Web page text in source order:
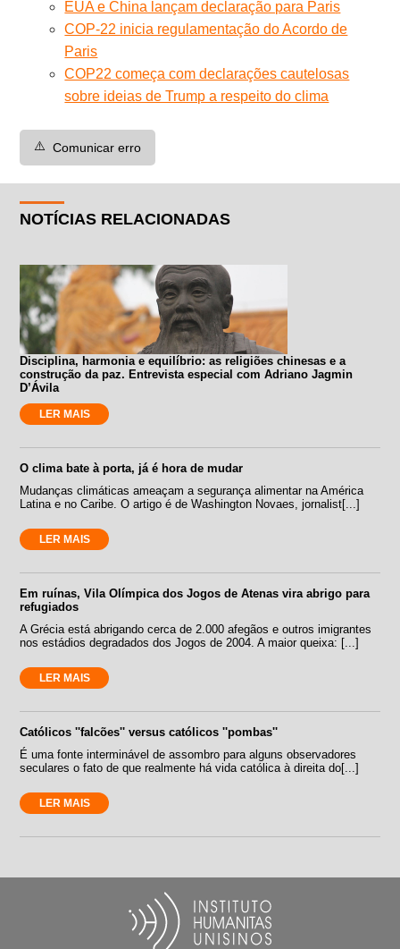
EUA e China lançam declaração para Paris
COP-22 inicia regulamentação do Acordo de
Paris
COP22 começa com declarações cautelosas
sobre ideias de Trump a respeito do clima
⚠️ Comunicar erro
NOTÍCIAS RELACIONADAS
Disciplina, harmonia e equilíbrio: as religiões chinesas e a
construção da paz. Entrevista especial com Adriano Jagmin
D’Ávila
LER MAIS
O clima bate à porta, já é hora de mudar
Mudanças climáticas ameaçam a segurança alimentar na América
Latina e no Caribe. O artigo é de Washington Novaes, jornalist[...]
LER MAIS
Em ruínas, Vila Olímpica dos Jogos de Atenas vira abrigo para
refugiados
A Grécia está abrigando cerca de 2.000 afegãos e outros imigrantes
nos estádios degradados dos Jogos de 2004. A maior queixa: [...]
LER MAIS
Católicos ''falcões'' versus católicos ''pombas''
É uma fonte interminável de assombro para alguns observadores
seculares o fato de que realmente há vida católica à direita do[...]
LER MAIS